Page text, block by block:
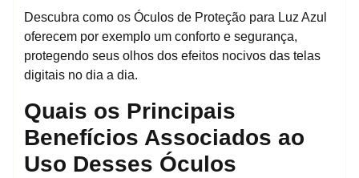
Descubra como os Óculos de Proteção para Luz Azul
oferecem por exemplo um conforto e segurança,
protegendo seus olhos dos efeitos nocivos das telas
digitais no dia a dia.
Quais os Principais
Benefícios Associados ao
Uso Desses Óculos